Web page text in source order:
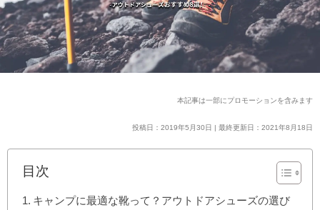
本記事は一部にプロモーションを含みます
投稿日：2019年5月30日 | 最終更新日：2021年8月18日
目次
キャンプに最適な靴って？アウトドアシューズの選び